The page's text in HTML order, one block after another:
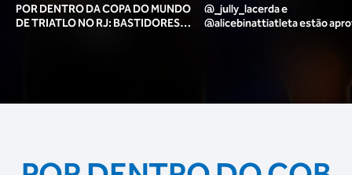
POR DENTRO DA COPA DO MUNDO
DE TRIATLO NO RJ: BASTIDORES,
@_jully_lacerda​ e
@alicebinattiatleta​ estão